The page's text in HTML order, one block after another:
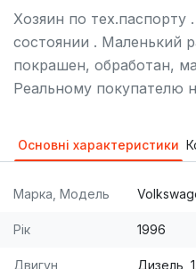
Хозяин по тех.паспорту
состоянии . Маленький
покрашен, обработан,
Реальному покупателю
Основні характеристики
Марка, Модель
Рік 1996
Двигун Дизель,